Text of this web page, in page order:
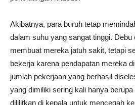
Akibatnya, para buruh tetap
dalam suhu yang sangat tinggi. Debu
membuat mereka jatuh sakit, tetapi
bekerja karena pendapatan mereka
jumlah pekerjaan yang berhasil
yang dimiliki sering kali hanya
dililitkan di kepala untuk mencegah